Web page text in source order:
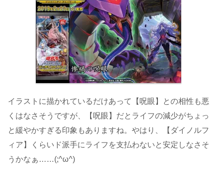
イラストに描かれているだけあって【呪眼】との相性も悪
くはなさそうですが、【呪眼】だとライフの減少がちょっ
と緩やかすぎる印象もありますね。やはり、【ダイノルフ
ィア】くらいド派手にライフを支払わないと安定しなさそ
うかなぁ……(;^ω^)